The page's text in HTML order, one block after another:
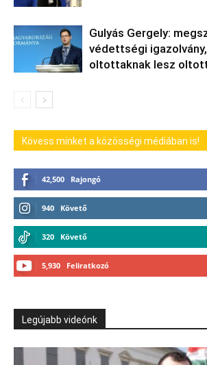
Gulyás Gergely:
védettségi
oltottaknak lesz
Kövess minket a közösségi médiában is!
42,500 Rajongó
940 Követő
320 Követő
5,930 Feliratkozó
Legújabb videónk